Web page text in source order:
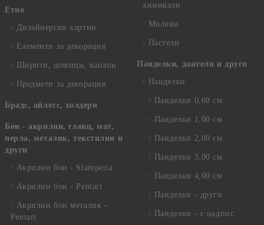
Етно
Дизайнерски хартии
Елементи за декорация
Ширити, шевици, канапи
Предмети за декорация
Брадс, айлетс, холдери
Бои - акрилни, гланц, мат,
перла, металик, текстилни и
други
Акрилни бои - Stamperia
Акрилни бои - Pentart
Акрилни бои металик -
Pentart
химикали
Моливи
Пастели
Панделки, дантели и други
Панделки
Панделки 0,60 см
Панделки 1,00 см
Панделки 2,00 см
Панделки 3,00 см
Панделки 4,00 см
Панделки - други
Панделки - с надпис